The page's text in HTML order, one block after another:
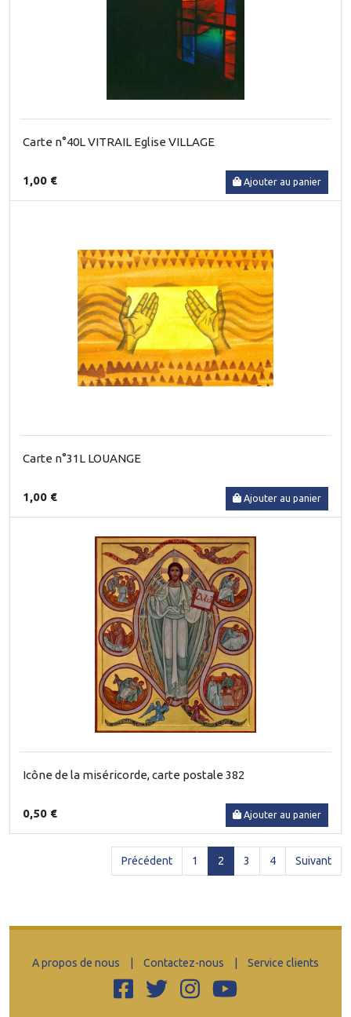
Carte n°40L VITRAIL Eglise VILLAGE
1,00 € Ajouter au panier
Carte n°31L LOUANGE
1,00 € Ajouter au panier
Icône de la miséricorde, carte postale 382
0,50 € Ajouter au panier
Précédent 1 2 (current)
3 4 Suivant
A propos de nous Contactez-nous Service clients